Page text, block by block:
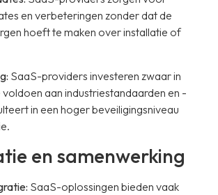
en verbeteringen zonder dat de
hoeft te maken over installatie of
SaaS-providers investeren zwaar in
aan industriestandaarden en -
in een hoger beveiligingsniveau
en samenwerking
SaaS-oplossingen bieden vaak